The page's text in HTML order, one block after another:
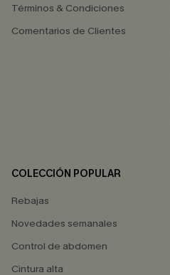
Términos & Condiciones
Comentarios de Clientes
COLECCIÓN POPULAR
Rebajas
Novedades semanales
Control de abdomen
Cintura alta